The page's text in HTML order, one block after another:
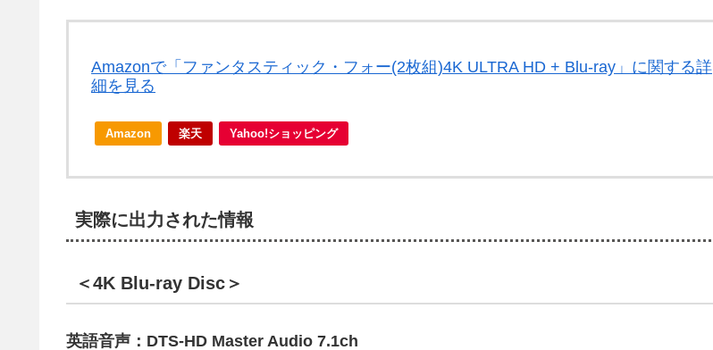
Amazonで「ファンタスティック・フォー(2枚組)4K ULTRA HD + Blu-ray」に関する詳
細を見る
Amazon 楽天 Yahoo!ショッピング
実際に出力された情報
＜4K Blu-ray Disc＞
英語音声：DTS-HD Master Audio 7.1ch